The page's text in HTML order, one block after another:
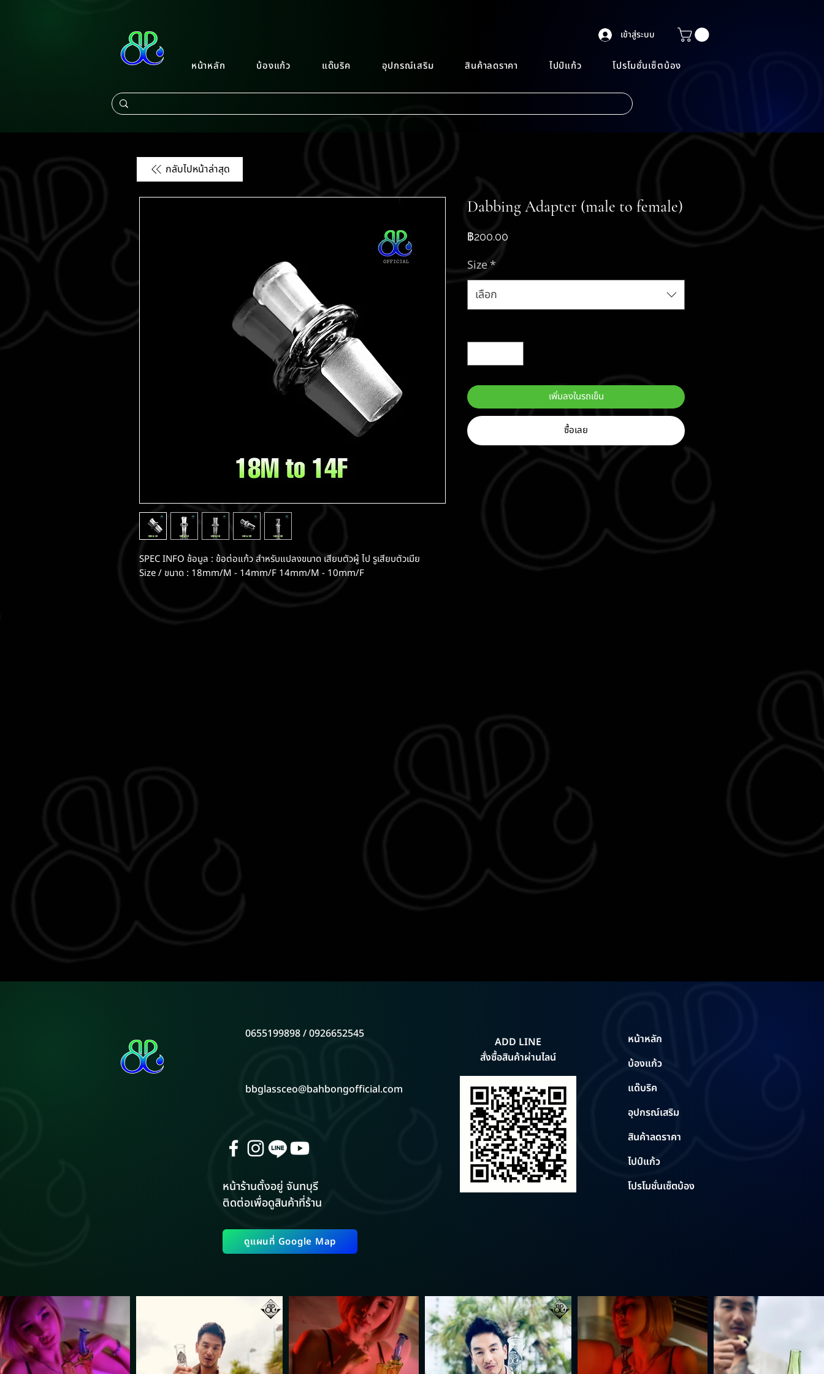
เข้าสู่ระบบ
หน้าหลัก บ้องแก้ว แด๊บริค อุปกรณ์เสริม สินค้าลดราคา ไปป์แก้ว โปรโมชั่นเซ็ตบ้อง
กลับไปหน้าล่าสุด
SPEC INFO ช้อมูล : ข้อต่อแก้ว สำหรับแปลงขนาด เสียบตัวผู้ ไป รูเสียบตัวเมีย
Size / ขนาด : 18mm/M - 14mm/F 14mm/M - 10mm/F
Dabbing Adapter (male to female)
฿200.00
Size*
เลือก
เพิ่มลงในรถเข็น
ซื้อเลย
0655199898 / 0926652545
bbglassceo@bahbongofficial.com
หน้าร้านตั้งอยู่ จันทบุรี
ติดต่อเพื่อดูสินค้าที่ร้าน
ดูแผนที่ Google Map
ADD LINE
สั่งซื้อสินค้าผ่านไลน์
หน้าหลัก
บ้องแก้ว
แด๊บริค
อุปกรณ์เสริม
สินค้าลดราคา
ไปป์แก้ว
โปรโมชั่นเซ็ตบ้อง